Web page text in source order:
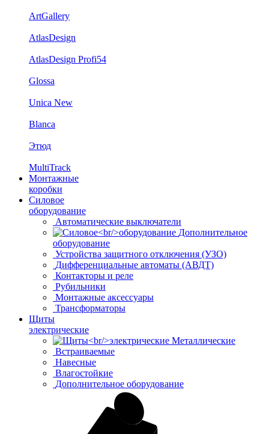
ArtGallery
AtlasDesign
AtlasDesign Profi54
Glossa
Unica New
Blanca
Этюд
MultiTrack
Монтажные
коробки
Силовое
оборудование
Автоматические выключатели
Дополнительное
оборудование
Устройства защитного отключения (УЗО)
Дифференциальные автоматы (АВДТ)
Контакторы и реле
Рубильники
Монтажные аксессуары
Трансформаторы
Щиты
электрические
Металлические
Встраиваемые
Навесные
Влагостойкие
Дополнительное оборудование